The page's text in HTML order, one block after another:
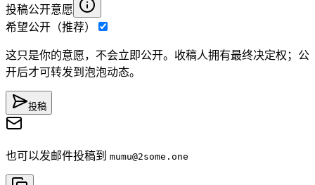
投稿公开意愿
希望公开（推荐）
这只是你的意愿，不会立即公开。收稿人拥有最终决定权；公
开后才可转发到泡泡动态。
投稿
也可以发邮件投稿到 mumu@2some.one